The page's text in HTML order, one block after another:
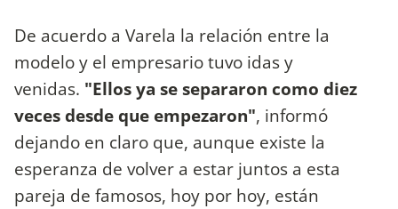
De acuerdo a Varela la relación entre la
modelo y el empresario tuvo idas y
venidas. "Ellos ya se separaron como diez
veces desde que empezaron", informó
dejando en claro que, aunque existe la
esperanza de volver a estar juntos a esta
pareja de famosos, hoy por hoy, están